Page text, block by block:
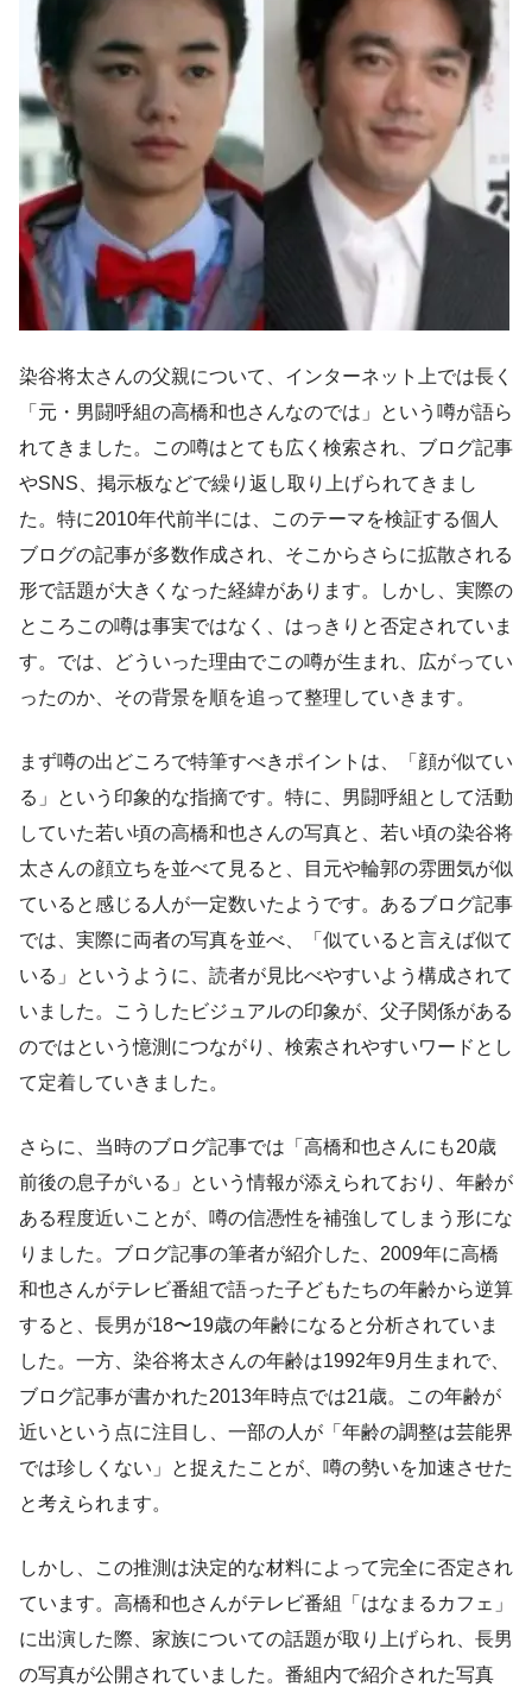
染谷将太さんの父親について、インターネット上では長く
「元・男闘呼組の高橋和也さんなのでは」という噂が語ら
れてきました。この噂はとても広く検索され、ブログ記事
やSNS、掲示板などで繰り返し取り上げられてきまし
た。特に2010年代前半には、このテーマを検証する個人
ブログの記事が多数作成され、そこからさらに拡散される
形で話題が大きくなった経緯があります。しかし、実際の
ところこの噂は事実ではなく、はっきりと否定されていま
す。では、どういった理由でこの噂が生まれ、広がってい
ったのか、その背景を順を追って整理していきます。
まず噂の出どころで特筆すべきポイントは、「顔が似てい
る」という印象的な指摘です。特に、男闘呼組として活動
していた若い頃の高橋和也さんの写真と、若い頃の染谷将
太さんの顔立ちを並べて見ると、目元や輪郭の雰囲気が似
ていると感じる人が一定数いたようです。あるブログ記事
では、実際に両者の写真を並べ、「似ていると言えば似て
いる」というように、読者が見比べやすいよう構成されて
いました。こうしたビジュアルの印象が、父子関係がある
のではという憶測につながり、検索されやすいワードとし
て定着していきました。
さらに、当時のブログ記事では「高橋和也さんにも20歳
前後の息子がいる」という情報が添えられており、年齢が
ある程度近いことが、噂の信憑性を補強してしまう形にな
りました。ブログ記事の筆者が紹介した、2009年に高橋
和也さんがテレビ番組で語った子どもたちの年齢から逆算
すると、長男が18〜19歳の年齢になると分析されていま
した。一方、染谷将太さんの年齢は1992年9月生まれで、
ブログ記事が書かれた2013年時点では21歳。この年齢が
近いという点に注目し、一部の人が「年齢の調整は芸能界
では珍しくない」と捉えたことが、噂の勢いを加速させた
と考えられます。
しかし、この推測は決定的な材料によって完全に否定され
ています。高橋和也さんがテレビ番組「はなまるカフェ」
に出演した際、家族についての話題が取り上げられ、長男
の写真が公開されていました。番組内で紹介された写真